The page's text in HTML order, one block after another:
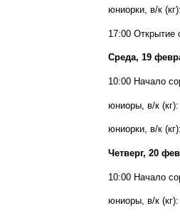
юниорки, в/к
17:00 Открытие
Среда, 19
10:00 Начало
юниоры, в/к
юниорки, в/к
Четверг, 20
10:00 Начало
юниоры, в/к